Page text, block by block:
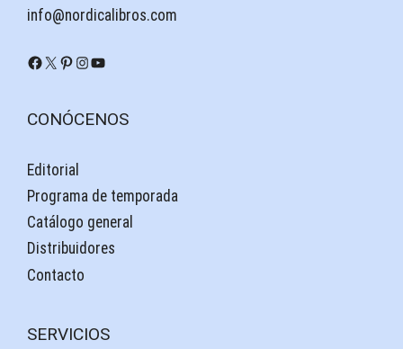
info@nordicalibros.com
Facebook
X Pinterest
Instagram
YouTube
CONÓCENOS
Editorial
Programa de temporada
Catálogo general
Distribuidores
Contacto
SERVICIOS